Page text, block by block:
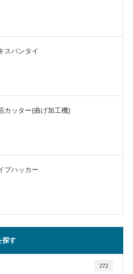
スパンタイ
カッター(曲げ加工機)
プハッカー
探す
272